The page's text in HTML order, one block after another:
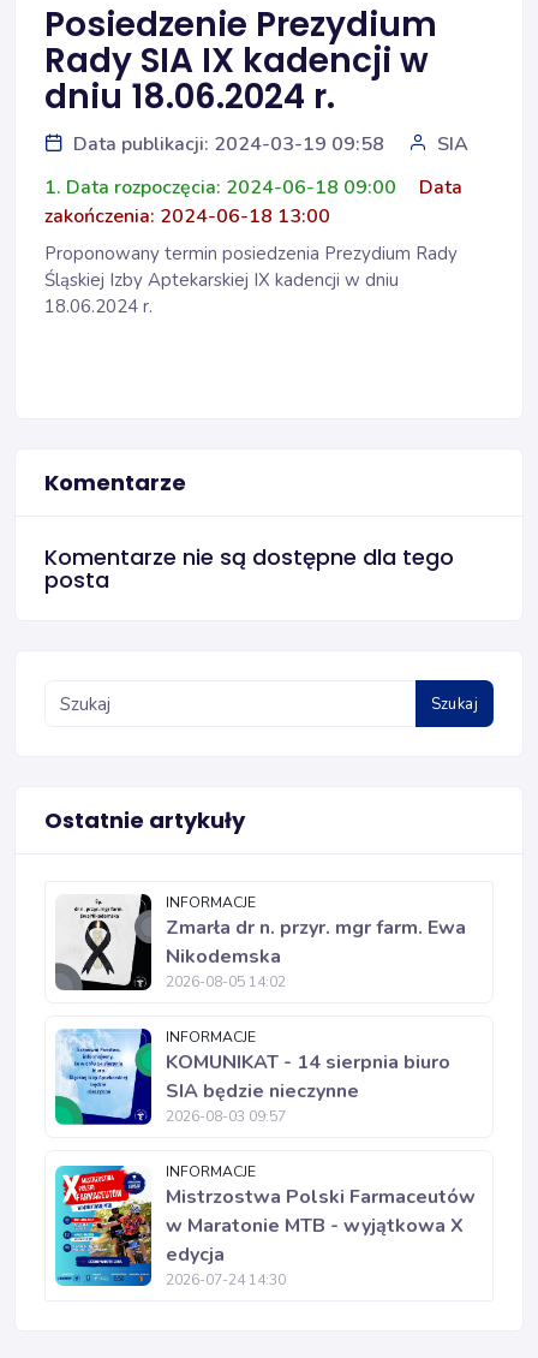
Posiedzenie Prezydium
Rady SIA IX kadencji w
dniu 18.06.2024 r.
Data publikacji: 2024-03-19 09:58
SIA
1. Data rozpoczęcia: 2024-06-18 09:00
Data
zakończenia: 2024-06-18 13:00
Proponowany termin posiedzenia Prezydium Rady
Śląskiej Izby Aptekarskiej IX kadencji w dniu
18.06.2024 r.
Komentarze
Komentarze nie są dostępne dla tego
posta
Szukaj
Ostatnie artykuły
INFORMACJE
Zmarła dr n. przyr. mgr farm. Ewa
Nikodemska
2026-08-05 14:02
INFORMACJE
KOMUNIKAT - 14 sierpnia biuro
SIA będzie nieczynne
2026-08-03 09:57
INFORMACJE
Mistrzostwa Polski Farmaceutów
w Maratonie MTB - wyjątkowa X
edycja
2026-07-24 14:30